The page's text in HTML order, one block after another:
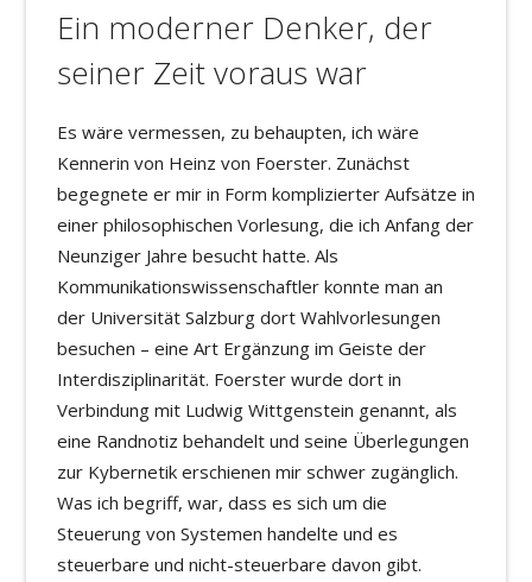
Ein moderner Denker, der
seiner Zeit voraus war
Es wäre vermessen, zu behaupten, ich wäre
Kennerin von Heinz von Foerster. Zunächst
begegnete er mir in Form komplizierter Aufsätze in
einer philosophischen Vorlesung, die ich Anfang der
Neunziger Jahre besucht hatte. Als
Kommunikationswissenschaftler konnte man an
der Universität Salzburg dort Wahlvorlesungen
besuchen – eine Art Ergänzung im Geiste der
Interdisziplinarität. Foerster wurde dort in
Verbindung mit Ludwig Wittgenstein genannt, als
eine Randnotiz behandelt und seine Überlegungen
zur Kybernetik erschienen mir schwer zugänglich.
Was ich begriff, war, dass es sich um die
Steuerung von Systemen handelte und es
steuerbare und nicht-steuerbare davon gibt.